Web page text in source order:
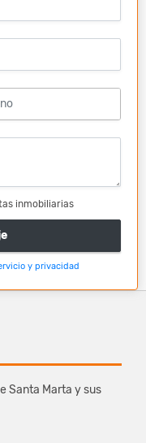
inmobiliarias
y privacidad
Santa Marta y sus